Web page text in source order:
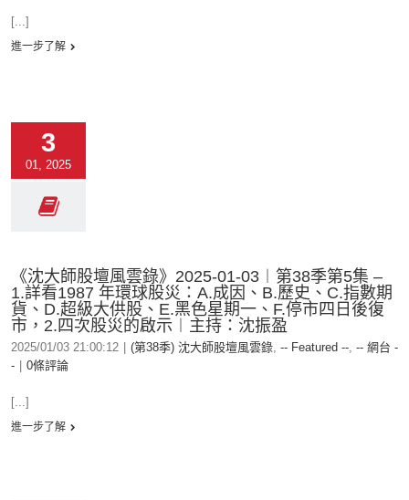
[...]
進一步了解
3
01, 2025
《沈大師股壇風雲錄》2025-01-03︱第38季第5集 –
1.詳看1987 年環球股災：A.成因、B.歷史、C.指數期
貨、D.超級大供股、E.黑色星期一、F.停市四日後復
市，2.四次股災的啟示︱主持：沈振盈
2025/01/03 21:00:12 (第38季) 沈大師股壇風雲錄, -- Featured --, -- 網台 -
-
0條評論
[...]
進一步了解